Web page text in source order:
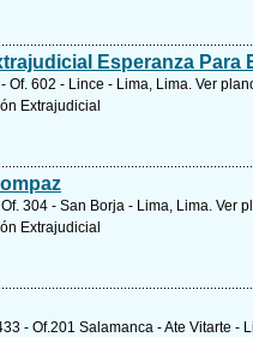
Esperanza Para
Of. 602 - Lince - Lima, Lima. Ver
Extrajudicial
304 - San Borja - Lima, Lima. Ver
Extrajudicial
- Of.201 Salamanca - Ate Vitarte -